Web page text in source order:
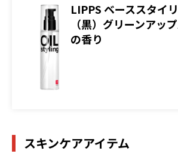
LIPPS ベーススタイ
（黒）グリーンアッ
の香り
スキンケアアイテム